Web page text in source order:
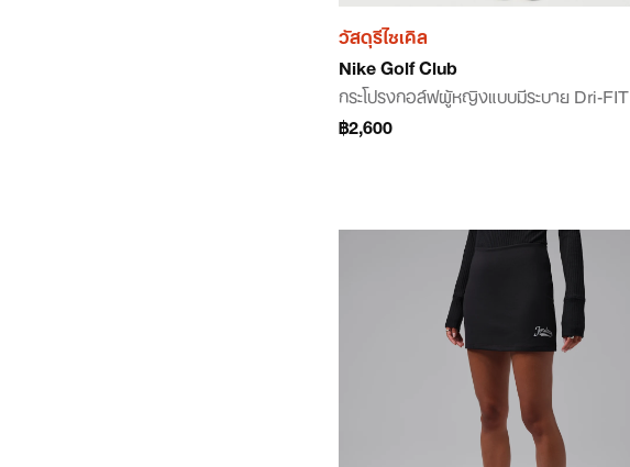
วัสดุรีไซเคิล
Nike Golf Club
กระโปรงกอล์ฟผู้หญิงแบบมีระบาย Dri-FIT
฿2,600